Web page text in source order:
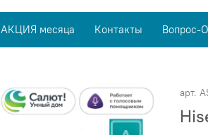
АКЦИЯ месяца Контакты Вопрос-
арт.